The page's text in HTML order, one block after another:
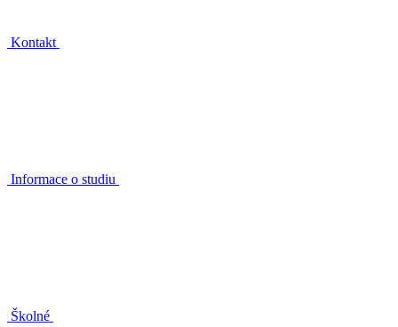
Kontakt
Informace o studiu
Školné